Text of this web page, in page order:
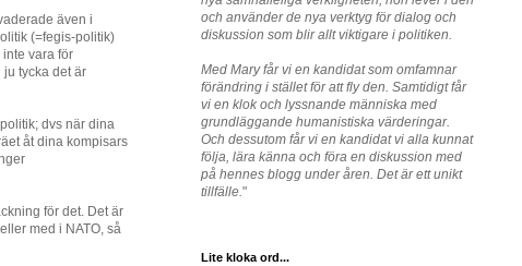
även i
(=fegis-politik)
vara för
tycka det är
dvs när dina
åt dina kompisars
för det. Det är
med i NATO, så
och använder de nya verktyg för dialog och
diskussion som blir allt viktigare i politiken.
Med Mary får vi en kandidat som omfamnar
förändring i stället för att fly den. Samtidigt får
vi en klok och lyssnande människa med
grundläggande humanistiska värderingar.
Och dessutom får vi en kandidat vi alla kunnat
följa, lära känna och föra en diskussion med
på hennes blogg under åren. Det är ett unikt
tillfälle."
Lite kloka ord...